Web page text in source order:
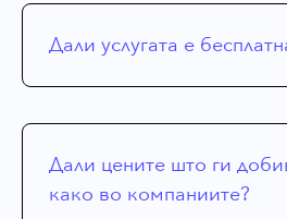
Дали услугата е
Дали цените што ги
како во компаниите?